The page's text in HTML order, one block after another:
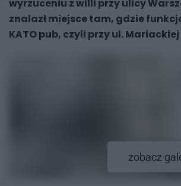
wyrzuceniu z willi przy ulicy
znalazł miejsce tam, gdzie
KATO pub, czyli przy ul. Mariackiej
zobacz